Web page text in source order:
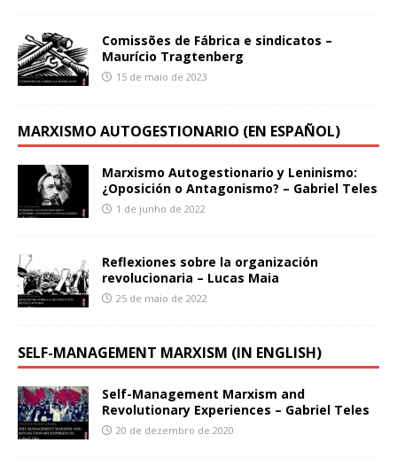
Comissões de Fábrica e sindicatos –
Maurício Tragtenberg
15 de maio de 2023
MARXISMO AUTOGESTIONARIO (EN ESPAÑOL)
Marxismo Autogestionario y Leninismo:
¿Oposición o Antagonismo? – Gabriel Teles
1 de junho de 2022
Reflexiones sobre la organización
revolucionaria – Lucas Maia
25 de maio de 2022
SELF-MANAGEMENT MARXISM (IN ENGLISH)
Self-Management Marxism and
Revolutionary Experiences – Gabriel Teles
20 de dezembro de 2020